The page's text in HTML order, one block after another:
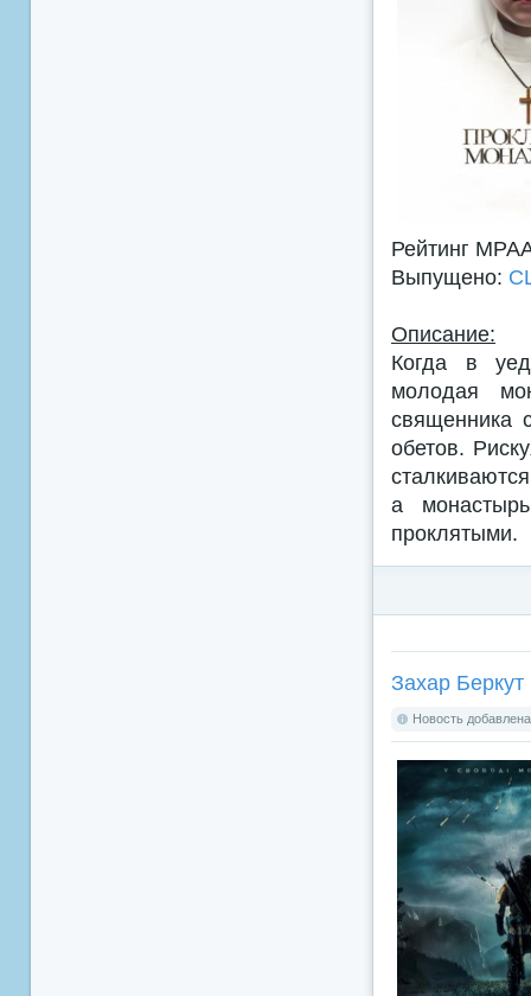
Рейтинг
Выпущено:
Описание:
Когда в
молодая
священника
обетов.
а
проклятыми.
Захар Беркут
Новость